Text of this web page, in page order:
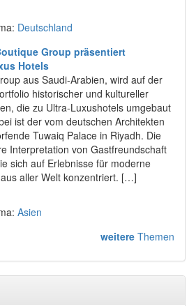
Deutschland
Group präsentiert
Hotels
aus Saudi-Arabien, wird auf der
historischer und kultureller
die zu Ultra-Luxushotels umgebaut
ist der vom deutschen Architekten
Tuwaiq Palace in Riyadh. Die
Interpretation von Gastfreundschaft
sich auf Erlebnisse für moderne
aller Welt konzentriert. […]
Asien
weitere Themen